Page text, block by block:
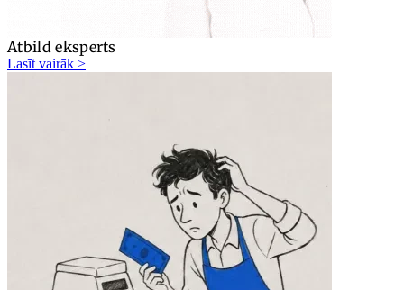
Atbild eksperts
Lasīt vairāk >